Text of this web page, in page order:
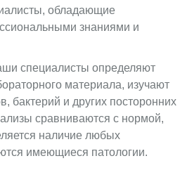
обладающие
знаниями и
специалисты определяют
материала, изучают
бактерий и других посторонних
сравниваются с нормой,
наличие любых
имеющиеся патологии.